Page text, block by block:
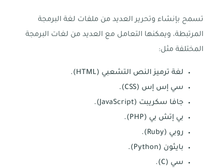
تسمح بإنشاء وتحرير العديد من ملفات لغة البرمجة
المرتبطة، ويمكنها التعامل مع العديد من لغات البرمجة
المختلفة مثل:
لغة ترميز النص التشعبي (HTML).
سي إس إس (CSS).
جافا سكريبت (JavaScript).
بي إتش بي (PHP).
روبي (Ruby).
بايثون (Python).
سي (C).